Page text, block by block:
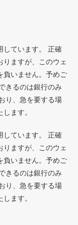
しています。 正確
ますが、このウェ
負いません。予めご
きるのは銀行のみ
り、急を要する場
ます。
しています。 正確
ますが、このウェ
負いません。予めご
きるのは銀行のみ
り、急を要する場
ます。